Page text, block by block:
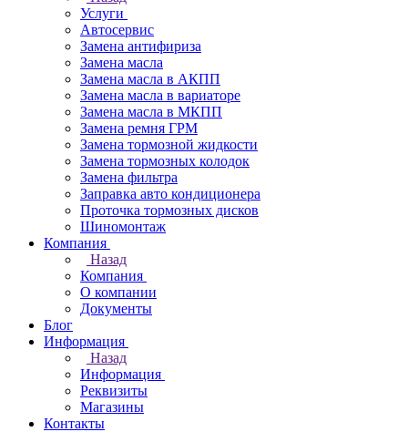
Услуги
Автосервис
Замена антифириза
Замена масла
Замена масла в АКПП
Замена масла в вариаторе
Замена масла в МКПП
Замена ремня ГРМ
Замена тормозной жидкости
Замена тормозных колодок
Замена фильтра
Заправка авто кондиционера
Проточка тормозных дисков
Шиномонтаж
Компания
Назад
Компания
О компании
Документы
Блог
Информация
Назад
Информация
Реквизиты
Магазины
Контакты